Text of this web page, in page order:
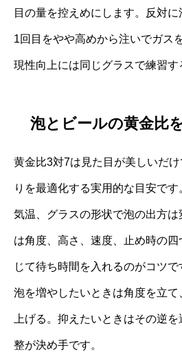
目の量を控えめにします。反対に
1回目をやや高めから注いでガス
現性向上には同じグラスで練習す
泡とビールの黄金比
黄金比3対7は見た目が美しいだ
りを最適化する実用的な目安で
気温、グラスの形状で泡の出方
は角度、高さ、速度、止め時の
じて待ち時間を入れるのがコツで
泡を増やしたいときは角度を立
上げる。抑えたいときはその逆
整が決め手です。